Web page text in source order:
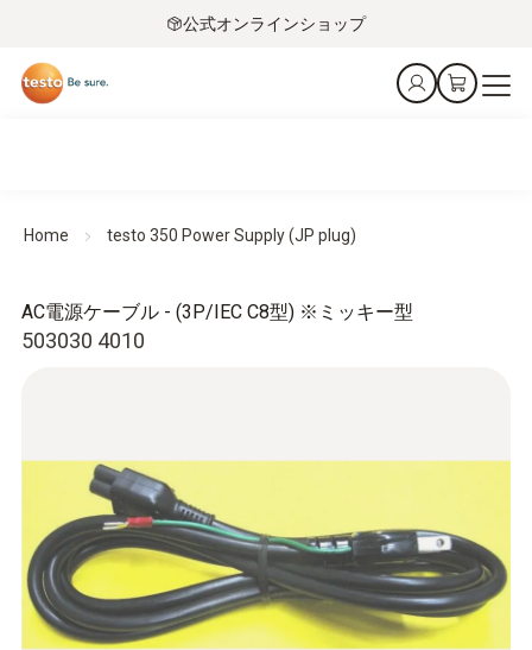
公式オンラインショップ
Home testo 350 Power Supply (JP plug)
503030 4010
AC電源ケーブル - (3P/IEC C8型) ※ミッキー型